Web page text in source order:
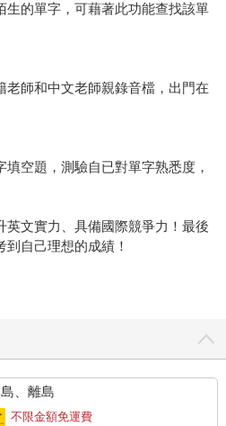
生的單字，可藉著此功能查找該單
老師和中文老師親錄音檔，出門在
空題，測驗自已對單字熟悉度，
英文實力、具備國際競爭力！最後
自己理想的成績！
、離島
不限金額免運費